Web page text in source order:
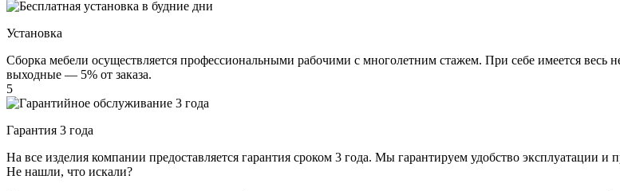
Установка
Сборка мебели осуществляется профессиональными рабочими с многолетним стажем. При себе имеется весь
выходные — 5% от заказа.
5
Гарантия 3 года
На все изделия компании предоставляется гарантия сроком 3 года. Мы гарантируем удобство
Не нашли, что искали?